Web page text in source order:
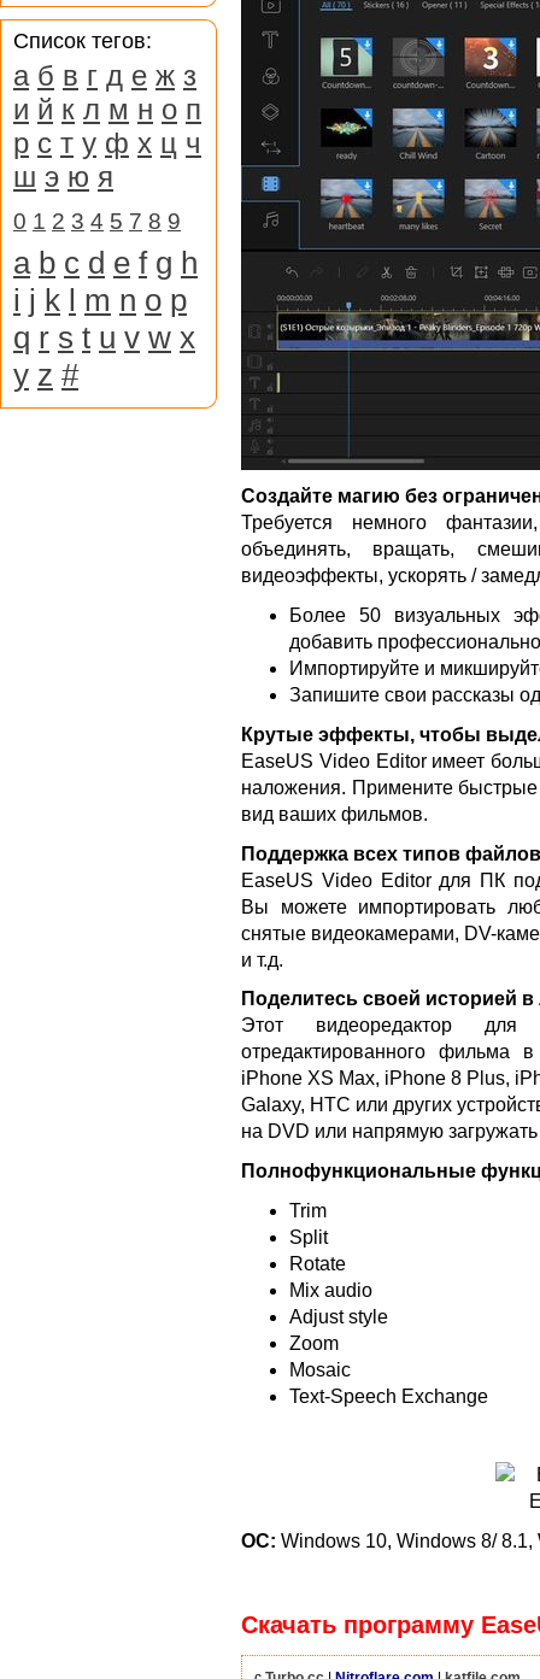
Создайте магию без
Требуется немного
объединять, вращать,
видеоэффекты, ускорять /
Более 50 визуальных
добавить
Импортируйте и
Запишите свои рассказы
Крутые эффекты, чтобы
EaseUS Video Editor имеет
наложения. Примените
вид ваших фильмов.
Поддержка всех типов
EaseUS Video Editor для ПК
Вы можете импортировать
снятые видеокамерами, DV-
и т.д.
Поделитесь своей историей
Этот видеоредактор для
отредактированного фильма
iPhone XS Max, iPhone 8 Plus,
Galaxy, HTC или других
на DVD или напрямую
Полнофункциональные
Trim
Split
Rotate
Mix audio
Adjust style
Zoom
Mosaic
Text-Speech Exchange
ОС: Windows 10, Windows 8/ 8.1,
Скачать программу
Список тегов:
а б в г д е ж з
и й к л м н о п
р с т у ф х ц ч
ш э ю я
0 1 2 3 4 5 7 8 9
a b c d e f g h
i j k l m n o p
q r s t u v w x
y z #